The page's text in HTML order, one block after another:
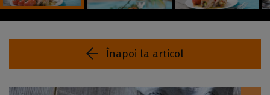
Înapoi la articol